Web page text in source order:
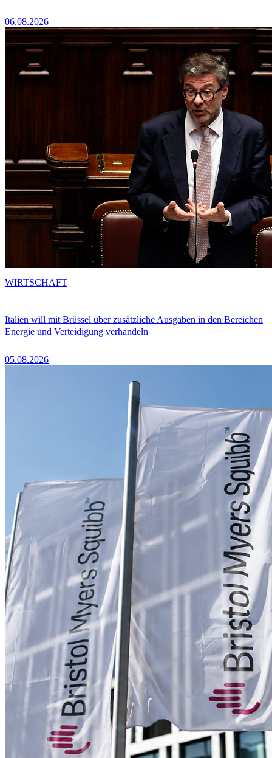
06.08.2026
Italien will mit Brüssel über zusätzliche Ausgaben in den Bereichen
Energie und Verteidigung verhandeln
05.08.2026
WIRTSCHAFT